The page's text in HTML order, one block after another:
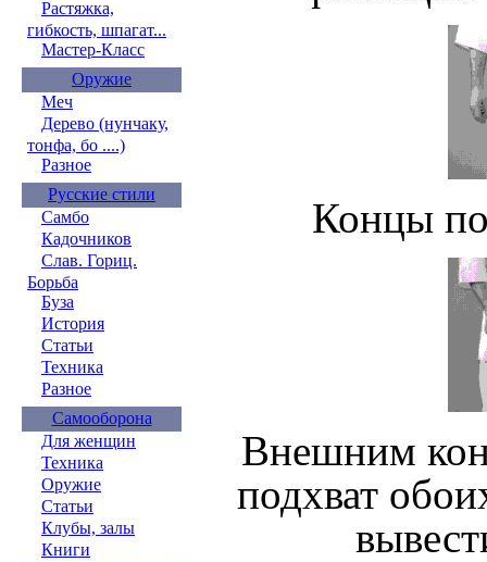
Растяжка,
гибкость, шпагат...
Мастер-Класс
Оружие
Меч
Дерево (нунчаку,
тонфа, бо ....)
Разное
Русские стили
Самбо
Кадочников
Слав. Гориц.
Борьба
Буза
История
Статьи
Техника
Разное
Самооборона
Для женщин
Техника
Оружие
Статьи
Клубы, залы
Книги
Концы
Внешним
подхват